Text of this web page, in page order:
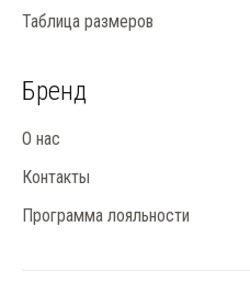
Таблица размеров
Бренд
О нас
Контакты
Программа лояльности